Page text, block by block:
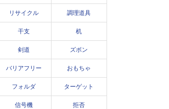
リサイクル 調理道具
干支 机
剣道 ズボン
バリアフリー おもちゃ
フォルダ ターゲット
信号機 拒否